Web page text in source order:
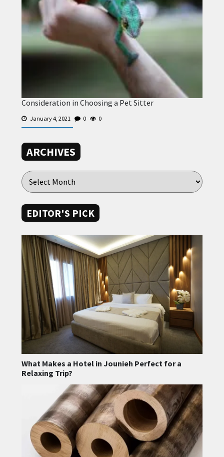
Consideration in Choosing a Pet Sitter
January 4, 2021 0 0
ARCHIVES
EDITOR'S PICK
What Makes a Hotel in Jounieh Perfect for a
Relaxing Trip?